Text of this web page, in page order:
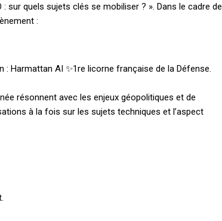
sur quels sujets clés se mobiliser ? ». Dans le cadre de
:
Harmattan AI ✨1re licorne française de la Défense.
résonnent avec les enjeux géopolitiques et de
à la fois sur les sujets techniques et l’aspect